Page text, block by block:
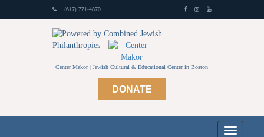
(617) 771-4870
Center Makor | Jewish Cultural & Educational Center in Boston
DONATE